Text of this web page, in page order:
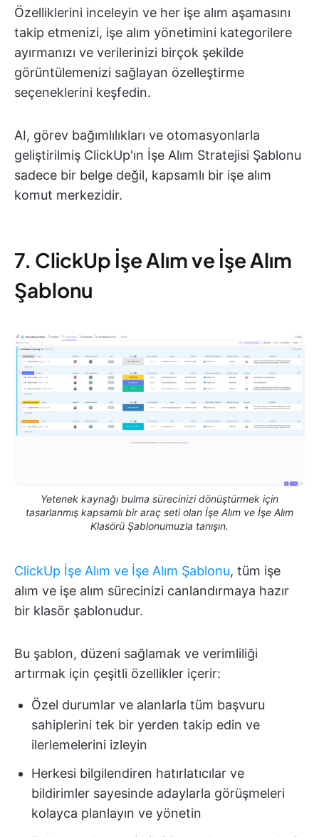
Özelliklerini inceleyin ve her işe alım aşamasını
takip etmenizi, işe alım yönetimini kategorilere
ayırmanızı ve verilerinizi birçok şekilde
görüntülemenizi sağlayan özelleştirme
seçeneklerini keşfedin.
AI, görev bağımlılıkları ve otomasyonlarla
geliştirilmiş ClickUp'ın İşe Alım Stratejisi Şablonu
sadece bir belge değil, kapsamlı bir işe alım
komut merkezidir.
7. ClickUp İşe Alım ve İşe Alım
Şablonu
Yetenek kaynağı bulma sürecinizi dönüştürmek için
tasarlanmış kapsamlı bir araç seti olan İşe Alım ve İşe Alım
Klasörü Şablonumuzla tanışın.
ClickUp İşe Alım ve İşe Alım Şablonu, tüm işe
alım ve işe alım sürecinizi canlandırmaya hazır
bir klasör şablonudur.
Bu şablon, düzeni sağlamak ve verimliliği
artırmak için çeşitli özellikler içerir:
Özel durumlar ve alanlarla tüm başvuru
sahiplerini tek bir yerden takip edin ve
ilerlemelerini izleyin
Herkesi bilgilendiren hatırlatıcılar ve
bildirimler sayesinde adaylarla görüşmeleri
kolayca planlayın ve yönetin